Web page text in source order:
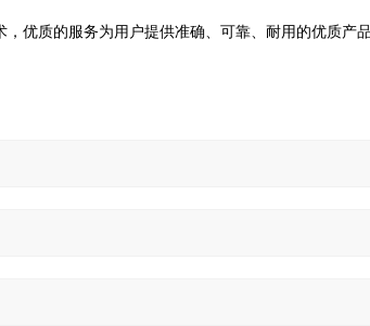
质的服务为用户提供准确、可靠、耐用的优质产